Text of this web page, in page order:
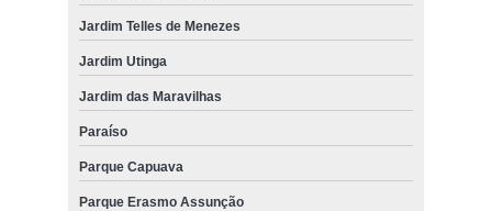
Jardim Telles de Menezes
Jardim Utinga
Jardim das Maravilhas
Paraíso
Parque Capuava
Parque Erasmo Assunção